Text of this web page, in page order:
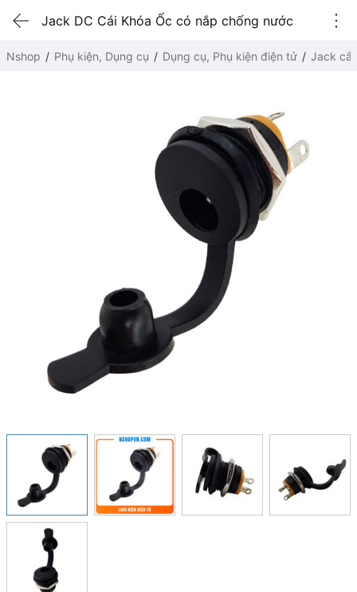
Jack DC Cái Khóa Ốc có nắp chống nước
Nshop Phụ kiện, Dụng cụ Dụng cụ, Phụ kiện điện tử Jack